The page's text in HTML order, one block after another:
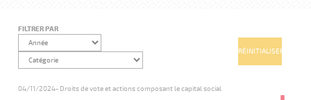
FILTRER PAR
04/11/2024- Droits de vote et actions composant le capital social